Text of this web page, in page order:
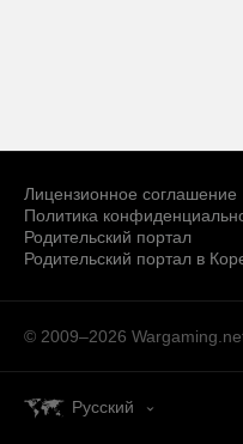
Лицензионное соглашение
Политика
Родительский портал
Родительский портал в
© 2009–2026
Русский